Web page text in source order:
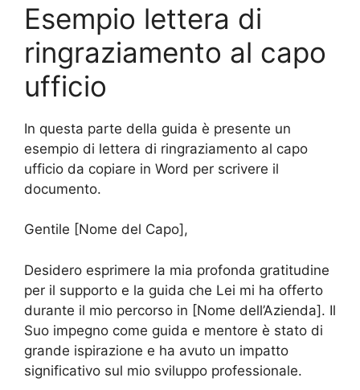
Esempio lettera di
ringraziamento al capo
ufficio
In questa parte della guida è presente un
esempio di lettera di ringraziamento al capo
ufficio da copiare in Word per scrivere il
documento.
Gentile [Nome del Capo],
Desidero esprimere la mia profonda gratitudine
per il supporto e la guida che Lei mi ha offerto
durante il mio percorso in [Nome dell’Azienda]. Il
Suo impegno come guida e mentore è stato di
grande ispirazione e ha avuto un impatto
significativo sul mio sviluppo professionale.